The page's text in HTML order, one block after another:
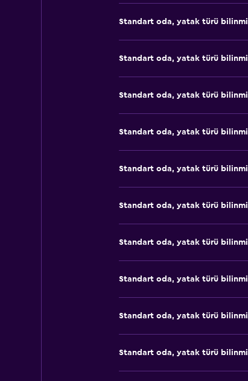
Standart oda, yatak türü
Standart oda, yatak türü
Standart oda, yatak türü
Standart oda, yatak türü
Standart oda, yatak türü
Standart oda, yatak türü
Standart oda, yatak türü
Standart oda, yatak türü
Standart oda, yatak türü
Standart oda, yatak türü